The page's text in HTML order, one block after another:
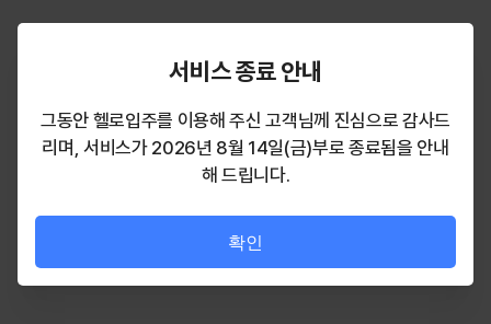
서비스 종료 안내
그동안 헬로입주를 이용해 주신 고객님께 진심으로 감사드
리며, 서비스가 2026년 8월 14일(금)부로 종료됨을 안내
해 드립니다.
확인